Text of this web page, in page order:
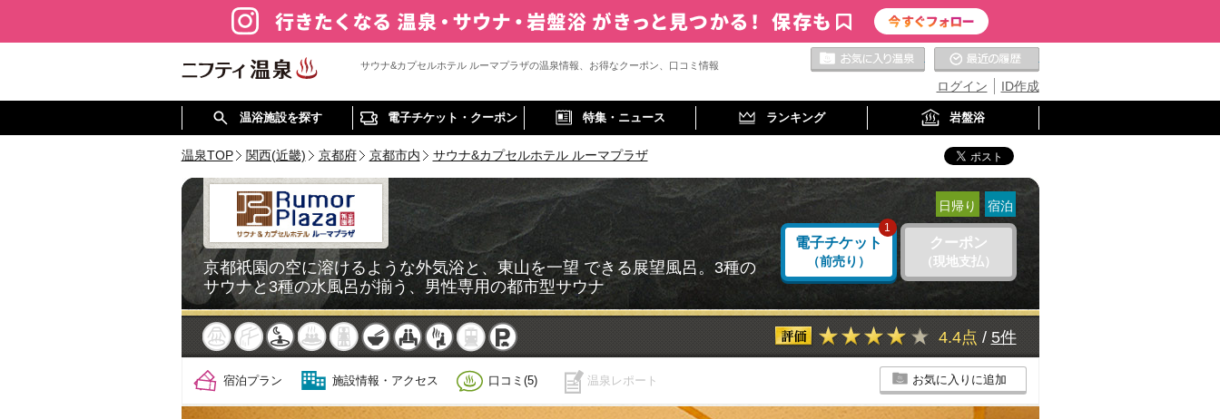
サウナ&カプセルホテル ルーマプラザの温泉情報、お得なクーポン、口コミ情報
ID作成
ログイン
お気に入りの温泉
温浴施設を探す 電子チケット・クーポン 特集・ニュース ランキング 岩盤浴
温泉TOP 関西(近畿) 京都府 京都市内 サウナ&カプセルホテル ルーマプラザ
京都祇園の空に溶けるような外気浴と、東山を一望 できる展望風呂。3種の
サウナと3種の水風呂が揃う、男性専用の都市型サウナ
日帰り
宿泊
1
電子チケット
（前売り）
クーポン
（現地支払）
天然 かけ流し露天風呂貸切風呂岩盤浴食事 休憩 サウナ駅近 駐車 4.4点 / 5件
宿泊プラン 施設情報・アクセス 口コミ(5) 温泉レポート お気に入りに追加